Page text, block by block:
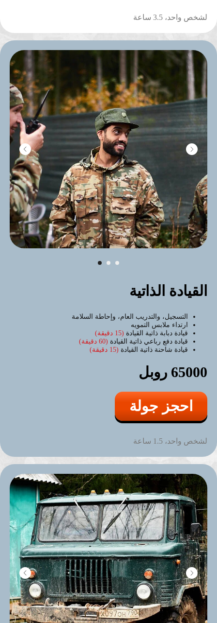
لشخص واحد، 3.5 ساعة
القيادة الذاتية
التسجيل، والتدريب العام، وإحاطة السلامة
ارتداء ملابس التمويه
قيادة دبابة ذاتية القيادة (15 دقيقة)
قيادة دفع رباعي ذاتية القيادة (60 دقيقة)
قيادة شاحنة ذاتية القيادة (15 دقيقة)
65000 روبل
احجز جولة
لشخص واحد، 1.5 ساعة